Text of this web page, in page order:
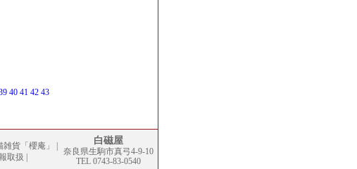
40 41 42 43
雑貨「櫻庵」
取扱
白磁屋
奈良県生駒市真弓4-9-10
TEL 0743-83-0540